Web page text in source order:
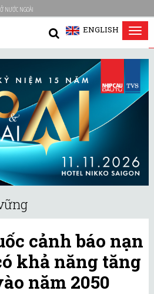
NƯỚC NGOÀI
ENGLISH
cảnh báo nạn
khả năng tăng
năm 2050